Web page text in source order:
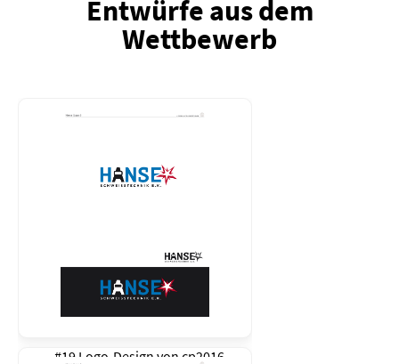
Entwürfe aus dem
Wettbewerb
#19 Logo-Design von cp2016